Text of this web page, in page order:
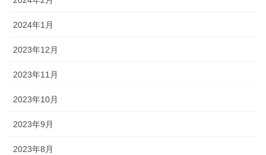
2024年1月
2023年12月
2023年11月
2023年10月
2023年9月
2023年8月